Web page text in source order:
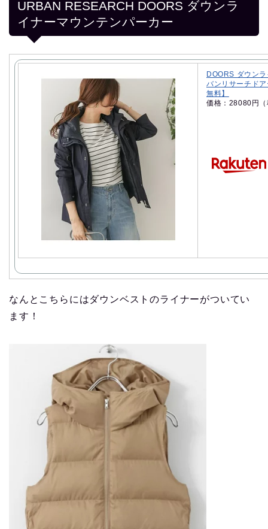
URBAN RESEARCH DOORS ダウンラ
イナーマウンテンパーカー
DOORS ダウン
バンリサーチド
無料】
価格：28080円
なんとこちらにはダウンベストのライナーがついてい
ます！